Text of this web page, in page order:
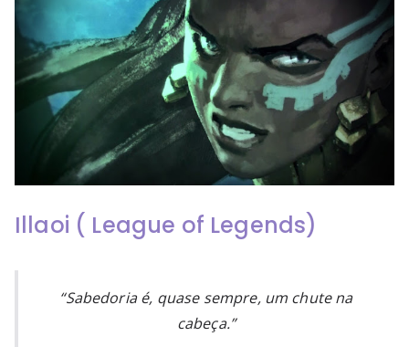
Illaoi ( League of Legends)
“Sabedoria é, quase sempre, um chute na
cabeça.”